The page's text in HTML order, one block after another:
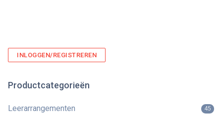
INLOGGEN/REGISTREREN
Productcategorieën
Leerarrangementen 45